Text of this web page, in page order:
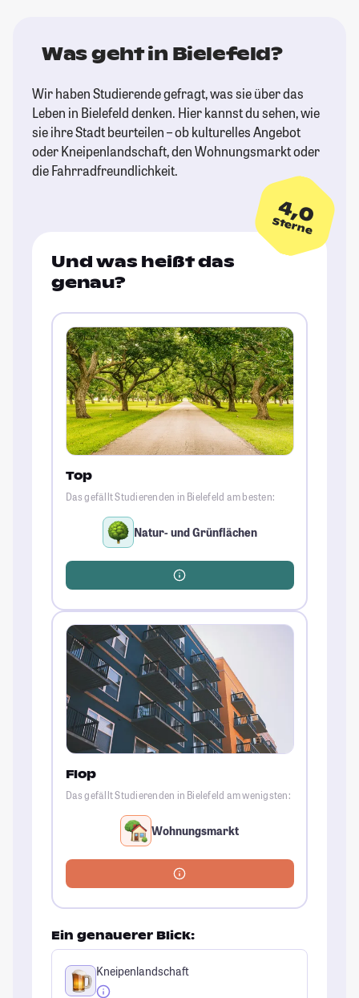
Was geht in Bielefeld?
Wir haben Studierende gefragt, was sie über das
Leben in Bielefeld denken. Hier kannst du sehen, wie
sie ihre Stadt beurteilen – ob kulturelles Angebot
oder Kneipenlandschaft, den Wohnungsmarkt oder
die Fahrradfreundlichkeit.
4,0
Sterne
Und was heißt das
genau?
Top
Das gefällt Studierenden in Bielefeld am besten:
Natur- und Grünflächen
Flop
Das gefällt Studierenden in Bielefeld am wenigsten:
Wohnungsmarkt
Ein genauerer Blick:
Kneipenlandschaft